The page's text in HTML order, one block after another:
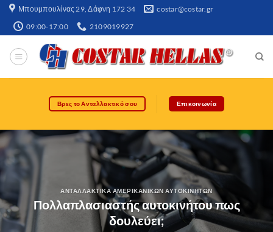
Μπουμπουλίνας 29, Δάφνη 172 34​ costar@costar.gr
09:00-17:00 2109019927
Βρες το Ανταλλακτικό σου Επικοινωνία
ΑΝΤΑΛΛΑΚΤΙΚΆ ΑΜΕΡΙΚΆΝΙΚΩΝ ΑΥΤΟΚΙΝΉΤΩΝ
Πολλαπλασιαστής αυτοκινήτου πως
δουλεύει;